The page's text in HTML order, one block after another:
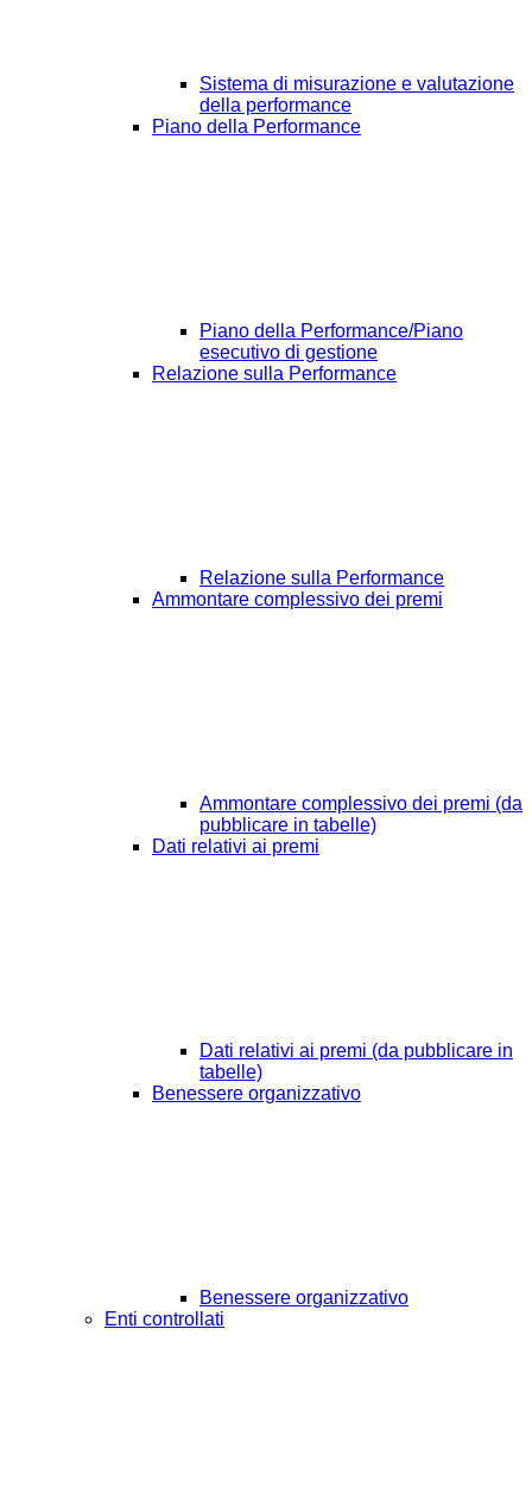
Sistema di misurazione e valutazione
della performance
Piano della Performance
Piano della Performance/Piano
esecutivo di gestione
Relazione sulla Performance
Relazione sulla Performance
Ammontare complessivo dei premi
Ammontare complessivo dei premi (da
pubblicare in tabelle)
Dati relativi ai premi
Dati relativi ai premi (da pubblicare in
tabelle)
Benessere organizzativo
Benessere organizzativo
Enti controllati